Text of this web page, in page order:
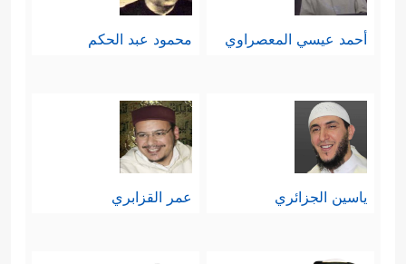
أحمد عيسي المعصراوي محمود عبد الحكم
ياسين الجزائري عمر القزابري